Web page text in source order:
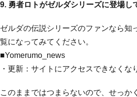
9. 勇者ロトがゼルダシリーズに登場し
ゼルダの伝説シリーズのファンなら知
覧になってみてください。
■Yomerumo_news
・更新：サイトにアクセスできなくな
このままではつまらないので、せっか